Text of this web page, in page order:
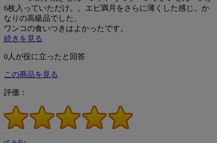
6枚入っていただけ。。エビ満月をさらに薄くした感じ。か
なりの高級品でした。
ワンコの食いつきはよかったです。
続きを見る
0人が役に立ったと回答
この商品を見る
評価：